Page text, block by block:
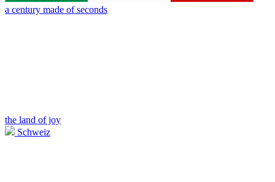
a century made of seconds
the land of joy
Schweiz